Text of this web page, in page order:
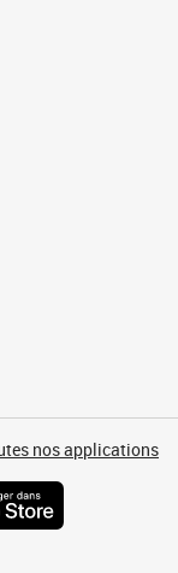
nos applications